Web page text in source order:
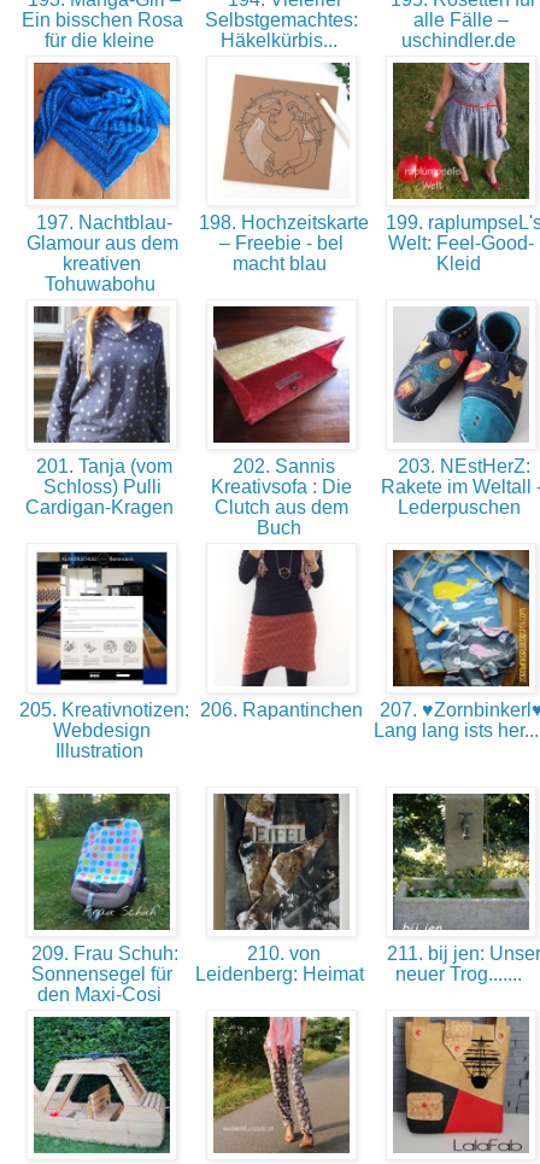
Ein bisschen Rosa
für die kleine
Selbstgemachtes:
Häkelkürbis...
alle Fälle –
uschindler.de
197. Nachtblau-
Glamour aus dem
kreativen
Tohuwabohu
198. Hochzeitskarte
– Freebie - bel
macht blau
199.
Welt: Feel-Good-
Kleid
201. Tanja (vom
Schloss) Pulli
Cardigan-Kragen
202. Sannis
Kreativsofa : Die
Clutch aus dem
Buch
203. NEstHerZ:
Rakete im Weltall
Lederpuschen
205. Kreativnotizen:
Webdesign
Illustration
206. Rapantinchen
207.
Lang lang ists
209. Frau Schuh:
Sonnensegel für
den Maxi-Cosi
210. von
Leidenberg: Heimat
211. bij jen: Unser
neuer Trog.......